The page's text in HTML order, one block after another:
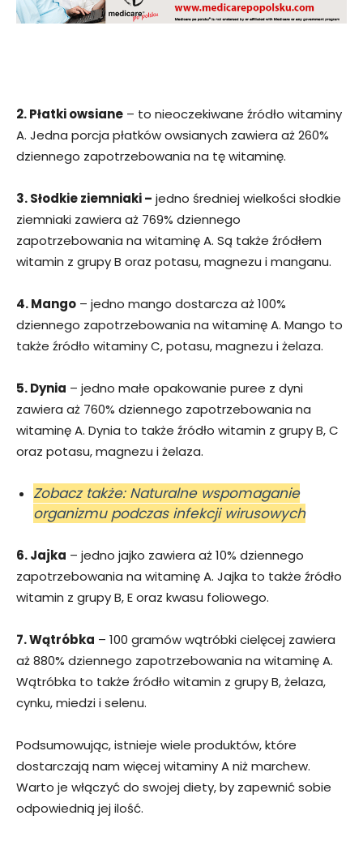
2. Płatki owsiane – to nieoczekiwane źródło witaminy
A. Jedna porcja płatków owsianych zawiera aż 260%
dziennego zapotrzebowania na tę witaminę.
3. Słodkie ziemniaki – jedno średniej wielkości słodkie
ziemniaki zawiera aż 769% dziennego
zapotrzebowania na witaminę A. Są także źródłem
witamin z grupy B oraz potasu, magnezu i manganu.
4. Mango – jedno mango dostarcza aż 100%
dziennego zapotrzebowania na witaminę A. Mango to
także źródło witaminy C, potasu, magnezu i żelaza.
5. Dynia – jedno małe opakowanie puree z dyni
zawiera aż 760% dziennego zapotrzebowania na
witaminę A. Dynia to także źródło witamin z grupy B, C
oraz potasu, magnezu i żelaza.
Zobacz także: Naturalne wspomaganie
organizmu podczas infekcji wirusowych
6. Jajka – jedno jajko zawiera aż 10% dziennego
zapotrzebowania na witaminę A. Jajka to także źródło
witamin z grupy B, E oraz kwasu foliowego.
7. Wątróbka – 100 gramów wątróbki cielęcej zawiera
aż 880% dziennego zapotrzebowania na witaminę A.
Wątróbka to także źródło witamin z grupy B, żelaza,
cynku, miedzi i selenu.
Podsumowując, istnieje wiele produktów, które
dostarczają nam więcej witaminy A niż marchew.
Warto je włączyć do swojej diety, by zapewnić sobie
odpowiednią jej ilość.